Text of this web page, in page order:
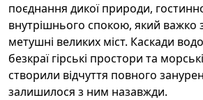
поєднання дикої природи,
внутрішнього спокою, який важко
метушні великих міст. Каскади
безкраї гірські простори та
створили відчуття повного
залишилося з ним назавжди.